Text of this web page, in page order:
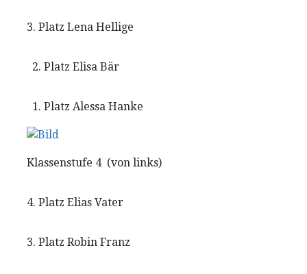
3. Platz Lena Hellige
2. Platz Elisa Bär
1. Platz Alessa Hanke
Klassenstufe 4 (von links)
4. Platz Elias Vater
3. Platz Robin Franz